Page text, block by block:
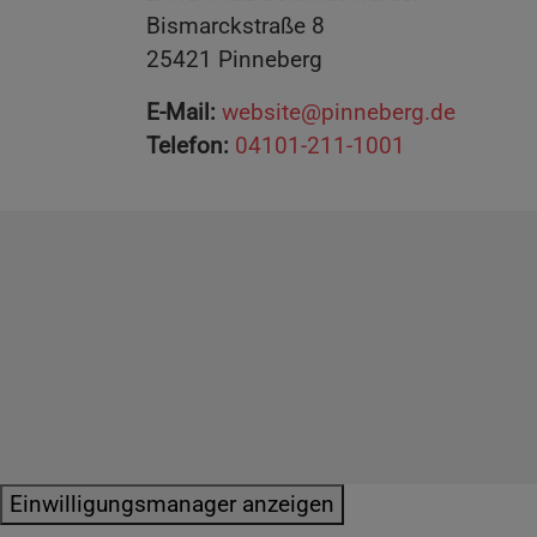
Bismarckstraße 8
25421 Pinneberg
E-Mail: website@pinneberg.de
Telefon: 04101-211-1001
Einwilligungsmanager anzeigen